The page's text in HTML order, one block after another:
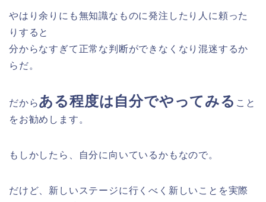
やはり余りにも無知識なものに発注したり人に頼った
りすると
分からなすぎて正常な判断ができなくなり混迷するか
らだ。
だからある程度は自分でやってみる こと
をお勧めします。
もしかしたら、自分に向いているかもなので。
だけど、新しいステージに行くべく新しいことを実際